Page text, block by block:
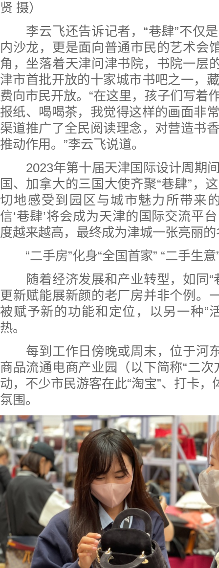
贤 摄）
李云飞还告诉记者，“巷肆”不仅是
内沙龙，更是面向普通市民的艺术会
角，坐落着天津问津书院，书院一层
津市首批开放的十家城市书吧之一，
费向市民开放。“在这里，孩子们写着
报纸、喝喝茶，我觉得这样的画面非
渠道推广了全民阅读理念，对营造书
推动作用。”李云飞说道。
2023年第十届天津国际设计周期
国、加拿大的三国大使齐聚“巷肆”，
切地感受到园区与城市魅力所带来
信‘巷肆’将会成为天津的国际交流平
度越来越高，最终成为津城一张亮丽的
“二手房”化身“全国首家” “二手生意
随着经济发展和产业转型，如同“
更新赋能展新颜的老厂房并非个例。
被赋予新的功能和定位，以另一种“
热。
每到工作日傍晚或周末，位于河东
商品流通电商产业园（以下简称“二次
动，不少市民游客在此“淘宝”、打卡，
氛围。